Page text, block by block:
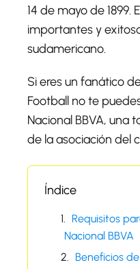
14 de mayo de 1899.
importantes y
sudamericano.
Si eres un fanático
Football no te
Nacional BBVA, una
de la asociación del
Índice
Requisitos
Nacional BBVA
Beneficios